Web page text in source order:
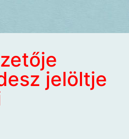
jelöltje